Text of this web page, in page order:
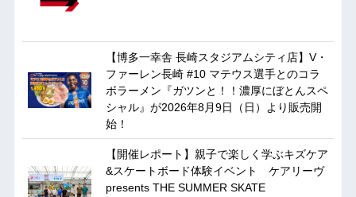
【博多一幸舎 長崎スタジアムシティ店】V・
ファーレン長崎 #10 マテウス選手とのコラ
ボラーメン『ガツンと！！濃厚にぼとんスペ
シャル』が2026年8月9日（日）より販売開
始！
【開催レポート】親子で楽しく学ぶキズケア
&スケートボード体験イベント ケアリーヴ
presents THE SUMMER SKATE